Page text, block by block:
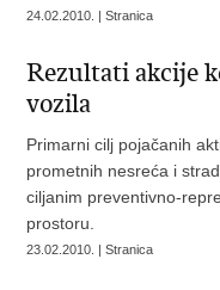
24.02.2010. | Stranica
Rezultati akcije
vozila
Primarni cilj pojačanih
prometnih nesreća i
ciljanim preventivno-
prostoru.
23.02.2010. | Stranica